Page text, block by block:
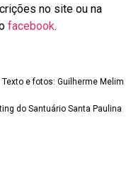
no site ou na
facebook.
Texto e fotos: Guilherme Melim
do Santuário Santa Paulina